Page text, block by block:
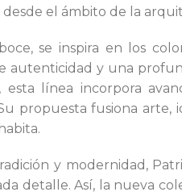
el ámbito de la
se inspira en los
autenticidad y una
línea incorpora
propuesta fusiona
y modernidad,
detalle. Así, la nueva